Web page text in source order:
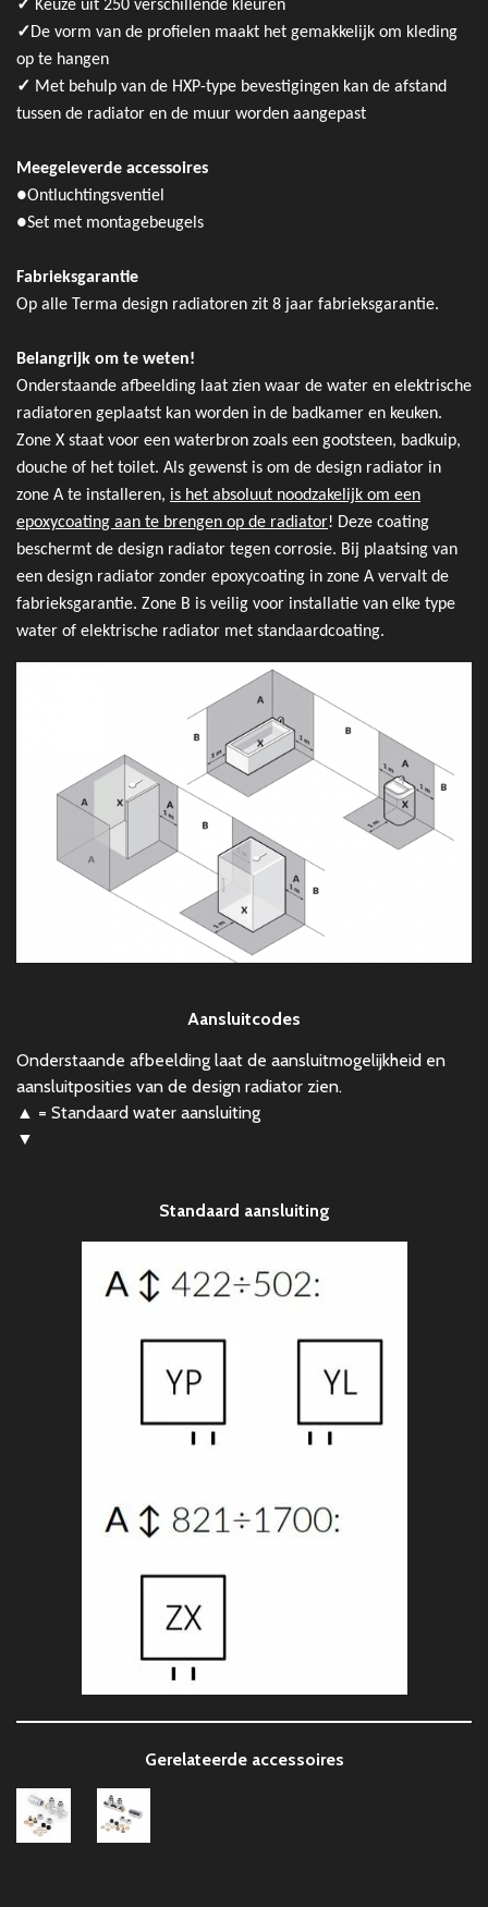
✓ Keuze uit 250 verschillende kleuren
✓ De vorm van de profielen maakt het gemakkelijk om kleding
op te hangen
✓ Met behulp van de HXP-type bevestigingen kan de afstand
tussen de radiator en de muur worden aangepast
Meegeleverde accessoires
●Ontluchtingsventiel
●Set met montagebeugels
Fabrieksgarantie
Op alle Terma design radiatoren zit 8 jaar fabrieksgarantie.
Belangrijk om te weten!
Onderstaande afbeelding laat zien waar de water en elektrische
radiatoren geplaatst kan worden in de badkamer en keuken.
Zone X staat voor een waterbron zoals een gootsteen, badkuip,
douche of het toilet. Als gewenst is om de design radiator in
zone A te installeren, is het absoluut noodzakelijk om een
epoxycoating aan te brengen op de radiator! Deze coating
beschermt de design radiator tegen corrosie. Bij plaatsing van
een design radiator zonder epoxycoating in zone A vervalt de
fabrieksgarantie. Zone B is veilig voor installatie van elke type
water of elektrische radiator met standaardcoating.
Aansluitcodes
Onderstaande afbeelding laat de aansluitmogelijkheid en
aansluitposities van de design radiator zien.
▲ = Standaard water aansluiting
▼
Standaard aansluiting
Gerelateerde accessoires